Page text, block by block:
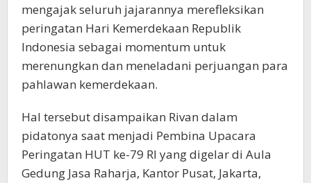
mengajak seluruh jajarannya merefleksikan
peringatan Hari Kemerdekaan Republik
Indonesia sebagai momentum untuk
merenungkan dan meneladani perjuangan para
pahlawan kemerdekaan.
Hal tersebut disampaikan Rivan dalam
pidatonya saat menjadi Pembina Upacara
Peringatan HUT ke-79 RI yang digelar di Aula
Gedung Jasa Raharja, Kantor Pusat, Jakarta,